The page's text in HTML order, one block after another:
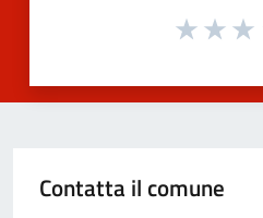
Contatta il comune